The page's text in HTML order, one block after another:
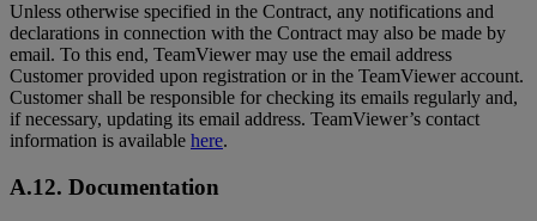
Unless otherwise specified in the Contract, any notifications and
declarations in connection with the Contract may also be made by
email. To this end, TeamViewer may use the email address
Customer provided upon registration or in the TeamViewer account.
Customer shall be responsible for checking its emails regularly and,
if necessary, updating its email address. TeamViewer’s contact
information is available here.
A.12. Documentation